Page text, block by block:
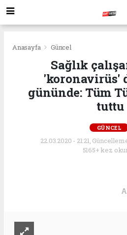
Anasayfa Güncel
Sağlık
'koronavirüs'
gününde: Tüm
tuttu
GÜNCEL
22.03.2020 - 21:21,
5165+ kez